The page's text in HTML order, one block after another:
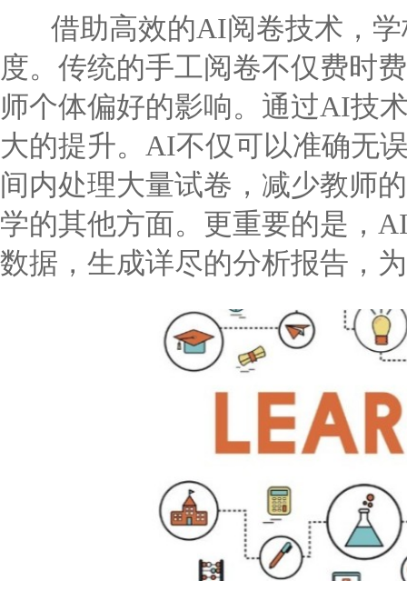
借助高效的AI阅卷技术，学
度。传统的手工阅卷不仅费时
师个体偏好的影响。通过AI技
大的提升。AI不仅可以准确无
间内处理大量试卷，减少教师
学的其他方面。更重要的是，
数据，生成详尽的分析报告，